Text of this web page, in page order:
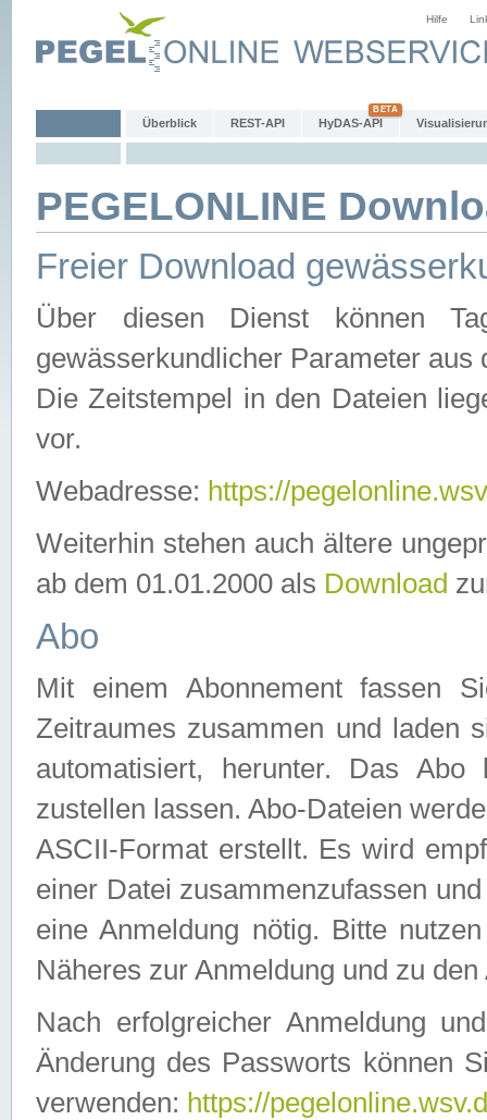
Hilfe
Überblick REST-API HyDAS-API
PEGELONLINE
Freier Download
Über diesen Dienst können
gewässerkundlicher Parameter aus
Die Zeitstempel in den Dateien
vor.
Webadresse: https://
Weiterhin stehen auch ältere
ab dem 01.01.2000 als Download
Abo
Mit einem Abonnement fassen
Zeitraumes zusammen und laden
automatisiert, herunter. Das
zustellen lassen. Abo-Dateien
ASCII-Format erstellt. Es wird
einer Datei zusammenzufassen
eine Anmeldung nötig. Bitte
Näheres zur Anmeldung und zu
Nach erfolgreicher Anmeldung
Änderung des Passworts können
verwenden: https://